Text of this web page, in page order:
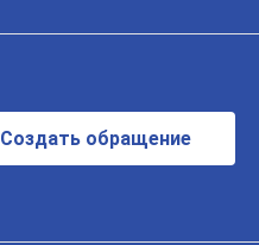
Создать обращение